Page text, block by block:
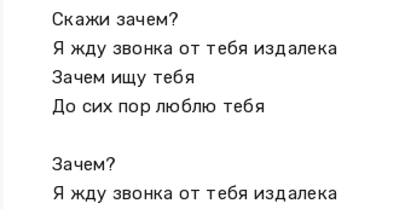
Скажи зачем?
Я жду звонка от тебя издалека
Зачем ищу тебя
До сих пор люблю тебя
Зачем?
Я жду звонка от тебя издалека